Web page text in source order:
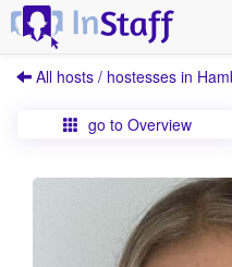
All hosts / hostesses in
go to Overview